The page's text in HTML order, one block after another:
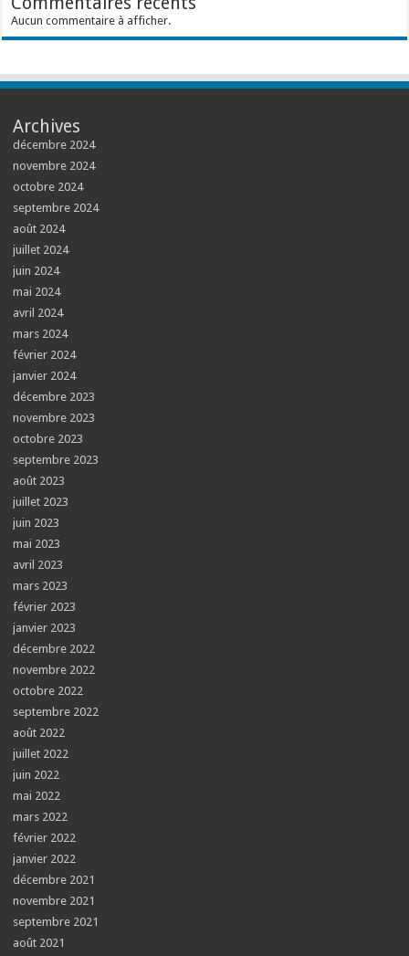
Aucun commentaire à afficher.
Archives
décembre 2024
novembre 2024
octobre 2024
septembre 2024
août 2024
juillet 2024
juin 2024
mai 2024
avril 2024
mars 2024
février 2024
janvier 2024
décembre 2023
novembre 2023
octobre 2023
septembre 2023
août 2023
juillet 2023
juin 2023
mai 2023
avril 2023
mars 2023
février 2023
janvier 2023
décembre 2022
novembre 2022
octobre 2022
septembre 2022
août 2022
juillet 2022
juin 2022
mai 2022
mars 2022
février 2022
janvier 2022
décembre 2021
novembre 2021
septembre 2021
août 2021